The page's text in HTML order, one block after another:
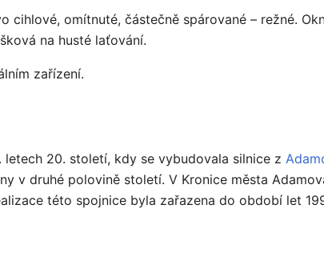
omítnuté, částečně spárované – režné.
na husté laťování.
zařízení.
20. století, kdy se vybudovala silnice z
v druhé polovině století. V Kronice města
této spojnice byla zařazena do období let